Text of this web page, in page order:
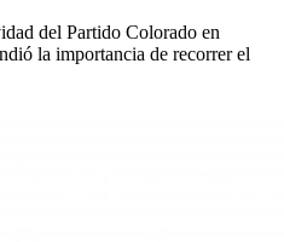
del Partido Colorado en
la importancia de recorrer el